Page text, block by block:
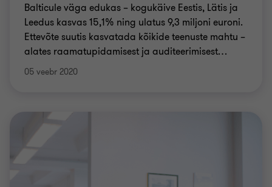
Balticule väga edukas – kogukäive Eestis, Lätis ja
Leedus kasvas 15,1% ning ulatus 9,3 miljoni euroni.
Ettevõte suutis kasvatada kõikide teenuste mahtu –
alates raamatupidamisest ja auditeerimisest…
05 veebr 2020